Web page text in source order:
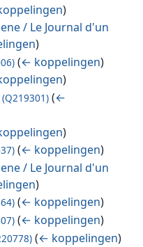
)
/ Le Journal d'un
)
(← koppelingen)
)
(Q219301) (←
)
(← koppelingen)
/ Le Journal d'un
)
(← koppelingen)
(← koppelingen)
(← koppelingen)